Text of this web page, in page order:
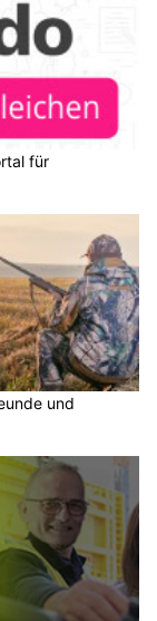
für
und